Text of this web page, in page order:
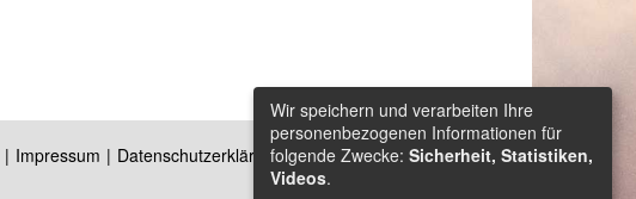
Impressum Datenschutzerklärung
Kontakt
Wir speichern und verarbeiten Ihre
personenbezogenen Informationen für
folgende Zwecke: Sicherheit, Statistiken,
Videos.